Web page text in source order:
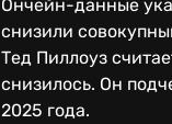
Ончейн-данные
снизили
Тед Пиллоуз
снизилось. Он
2025 года.